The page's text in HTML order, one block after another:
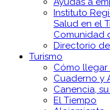
Instituto
Salud en el
Comunidad
Directorio
Turismo
Cómo
Cuaderno y
Canencia,
El Tiempo